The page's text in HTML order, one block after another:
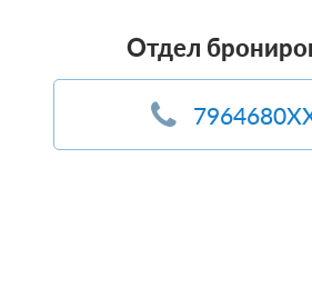
Отдел